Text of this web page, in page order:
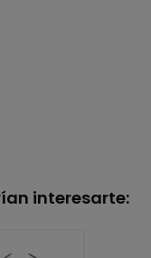
interesarte: